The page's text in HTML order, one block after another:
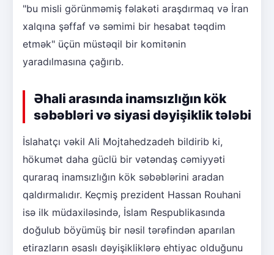
"bu misli görünməmiş fəlakəti araşdırmaq və İran
xalqına şəffaf və səmimi bir hesabat təqdim
etmək" üçün müstəqil bir komitənin
yaradılmasına çağırıb.
Əhali arasında inamsızlığın kök
səbəbləri və siyasi dəyişiklik tələbi
İslahatçı vəkil Ali Mojtahedzadeh bildirib ki,
hökumət daha güclü bir vətəndaş cəmiyyəti
quraraq inamsızlığın kök səbəblərini aradan
qaldırmalıdır. Keçmiş prezident Hassan Rouhani
isə ilk müdaxiləsində, İslam Respublikasında
doğulub böyümüş bir nəsil tərəfindən aparılan
etirazların əsaslı dəyişikliklərə ehtiyac olduğunu